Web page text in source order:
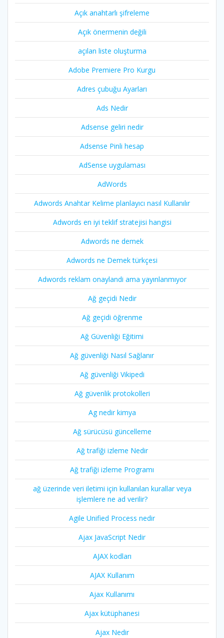
Açık anahtarlı şifreleme
Açık önermenin değili
açılan liste oluşturma
Adobe Premiere Pro Kurgu
Adres çubuğu Ayarları
Ads Nedir
Adsense geliri nedir
Adsense Pinli hesap
AdSense uygulaması
AdWords
Adwords Anahtar Kelime planlayıcı nasıl Kullanılır
Adwords en iyi teklif stratejisi hangisi
Adwords ne demek
Adwords ne Demek türkçesi
Adwords reklam onaylandi ama yayınlanmıyor
Ağ geçidi Nedir
Ağ geçidi öğrenme
Ağ Güvenliği Eğitimi
Ağ güvenliği Nasıl Sağlanır
Ağ güvenliği Vikipedi
Ağ güvenlik protokolleri
Ag nedir kimya
Ağ sürücüsü güncelleme
Ağ trafiği izleme Nedir
Ağ trafiği izleme Programı
ağ üzerinde veri iletimi için kullanılan kurallar veya
işlemlere ne ad verilir?
Agile Unified Process nedir
Ajax JavaScript Nedir
AJAX kodları
AJAX Kullanım
Ajax Kullanımı
Ajax kütüphanesi
Ajax Nedir